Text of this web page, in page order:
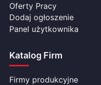
Oferty Pracy
Dodaj ogłoszenie
Panel użytkownika
Katalog Firm
Firmy produkcyjne